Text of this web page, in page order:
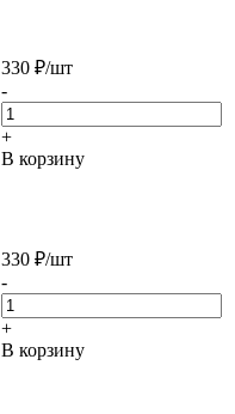
330 ₽/шт
-
+
В корзину
330 ₽/шт
-
+
В корзину